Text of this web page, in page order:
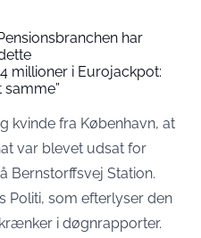
har
millioner i Eurojackpot:
samme”
kvinde fra København, at
var blevet udsat for
Station.
som efterlyser den
i døgnrapporter.